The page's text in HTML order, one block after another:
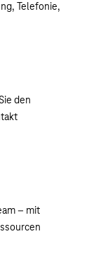
Telefonie,
den
– mit